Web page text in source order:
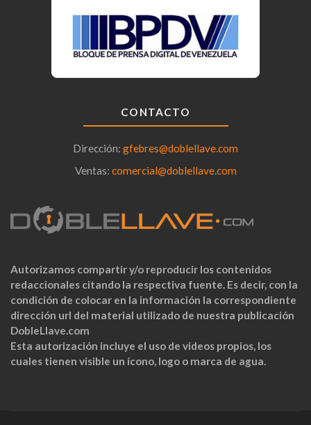
CONTACTO
Dirección: gfebres@doblellave.com
Ventas: comercial@doblellave.com
Autorizamos compartir y/o reproducir los contenidos
redaccionales citando la respectiva fuente. Es decir, con la
condición de colocar en la información la correspondiente
dirección url del material utilizado de nuestra publicación
DobleLlave.com
Esta autorización incluye el uso de videos propios, los
cuales tienen visible un ícono, logo o marca de agua.